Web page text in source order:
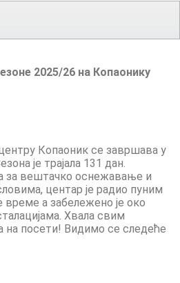
2025/26 на Копаонику
Копаоник се завршава у
је трајала 131 дан.
за вештачко оснежавање и
центар је радио пуним
а забележено је око
Хвала свим
на посети! Видимо се следеће